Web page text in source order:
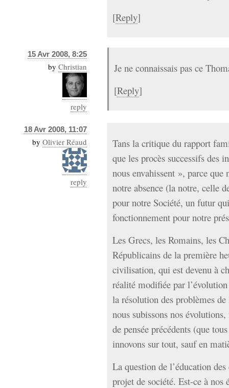
[Reply]
15 Avr 2008, 8:25
by Christian
reply
Je ne connaissais pas ce
[Reply]
18 Avr 2008, 11:07
by Olivier Réaud
reply
Tans la critique du rapport
que les procès successifs des
nous envahissent », parce
notre absence (la notre, celle
pour notre Société, un futur
fonctionnement pour notre
Les Grecs, les Romains, les
Républicains de la première
civilisation, qui est devenu à
réalité modifiée par
la résolution des problèmes
nous subissons nos
de pensée précédents (que
innovons sur tout, sauf en
La question de l’éducation
projet de société. Est-ce à nos